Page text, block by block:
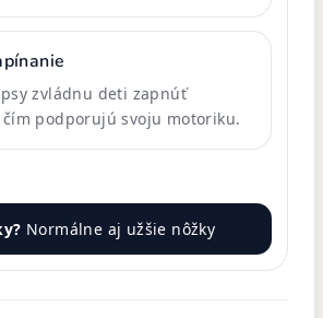
zvládnu deti zapnúť
podporujú svoju motoriku.
Normálne aj užšie nôžky